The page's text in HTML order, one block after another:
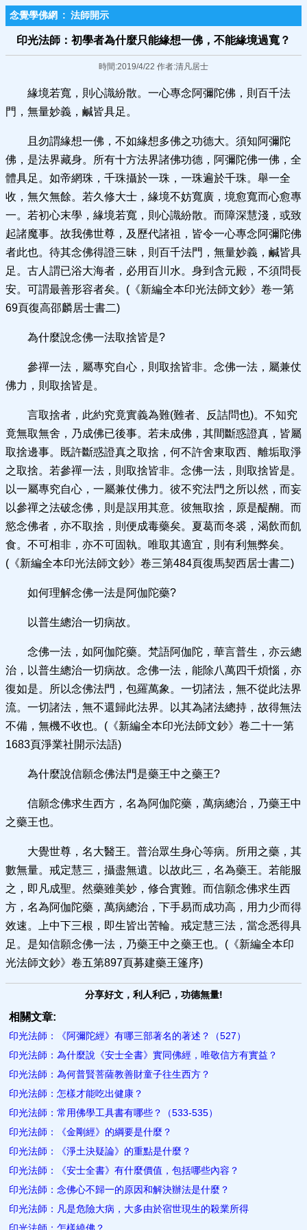
念覺學佛網 : 法師開示
印光法師：初學者為什麼只能緣想一佛，不能緣境過寬？
時間:2019/4/22 作者:清凡居士
緣境若寬，則心識紛散。一心專念阿彌陀佛，則百千法
門，無量妙義，鹹皆具足。
且勿謂緣想一佛，不如緣想多佛之功德大。須知阿彌陀
佛，是法界藏身。所有十方法界諸佛功德，阿彌陀佛一佛，全
體具足。如帝網珠，千珠攝於一珠，一珠遍於千珠。舉一全
收，無欠無餘。若久修大士，緣境不妨寬廣，境愈寬而心愈專
一。若初心末學，緣境若寬，則心識紛散。而障深慧淺，或致
起諸魔事。故我佛世尊，及歷代諸祖，皆令一心專念阿彌陀佛
者此也。待其念佛得證三昧，則百千法門，無量妙義，鹹皆具
足。古人謂已浴大海者，必用百川水。身到含元殿，不須問長
安。可謂最善形容者矣。(《新編全本印光法師文鈔》卷一第
69頁復高邵麟居士書二)
為什麼說念佛一法取捨皆是?
參禪一法，屬專究自心，則取捨皆非。念佛一法，屬兼仗
佛力，則取捨皆是。
言取捨者，此約究竟實義為難(難者、反詰問也)。不知究
竟無取無舍，乃成佛已後事。若未成佛，其間斷惑證真，皆屬
取捨邊事。既許斷惑證真之取捨，何不許舍東取西、離垢取淨
之取捨。若參禪一法，則取捨皆非。念佛一法，則取捨皆是。
以一屬專究自心，一屬兼仗佛力。彼不究法門之所以然，而妄
以參禪之法破念佛，則是誤用其意。彼無取捨，原是醍醐。而
慾念佛者，亦不取捨，則便成毒藥矣。夏葛而冬裘，渴飲而飢
食。不可相非，亦不可固執。唯取其適宜，則有利無弊矣。
(《新編全本印光法師文鈔》卷三第484頁復馬契西居士書二)
如何理解念佛一法是阿伽陀藥?
以普生總治一切病故。
念佛一法，如阿伽陀藥。梵語阿伽陀，華言普生，亦云總
治，以普生總治一切病故。念佛一法，能除八萬四千煩惱，亦
復如是。所以念佛法門，包羅萬象。一切諸法，無不從此法界
流。一切諸法，無不還歸此法界。以其為諸法總持，故得無法
不備，無機不收也。(《新編全本印光法師文鈔》卷二十一第
1683頁淨業社開示法語)
為什麼說信願念佛法門是藥王中之藥王?
信願念佛求生西方，名為阿伽陀藥，萬病總治，乃藥王中
之藥王也。
大覺世尊，名大醫王。普治眾生身心等病。所用之藥，其
數無量。戒定慧三，攝盡無遺。以故此三，名為藥王。若能服
之，即凡成聖。然藥雖美妙，修合實難。而信願念佛求生西
方，名為阿伽陀藥，萬病總治，下手易而成功高，用力少而得
效速。上中下三根，即生皆出苦輪。戒定慧三法，當念悉得具
足。是知信願念佛一法，乃藥王中之藥王也。(《新編全本印
光法師文鈔》卷五第897頁募建藥王篷序)
分享好文，利人利己，功德無量!
相關文章:
印光法師：《阿彌陀經》有哪三部著名的著述？（527）
印光法師：為什麼說《安士全書》實同佛經，唯敬信方有實益？
印光法師：為何普賢菩薩教善財童子往生西方？
印光法師：怎樣才能吃出健康？​
印光法師：常用佛學工具書有哪些？（533-535）
印光法師：《金剛經》的綱要是什麼？
印光法師：《淨土決疑論》的重點是什麼？
印光法師：《安士全書》有什麼價值，包括哪些內容？
印光法師：念佛心不歸一的原因和解決辦法是什麼？
印光法師：凡是危險大病，大多由於宿世現生的殺業所得